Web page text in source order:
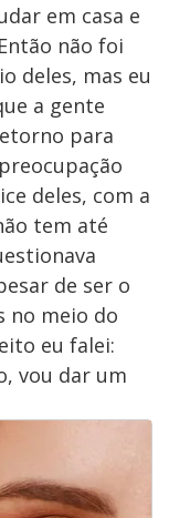
em casa e
não foi
deles, mas eu
a gente
para
deles, com a
tem até
de ser o
no meio do
eu falei:
vou dar um